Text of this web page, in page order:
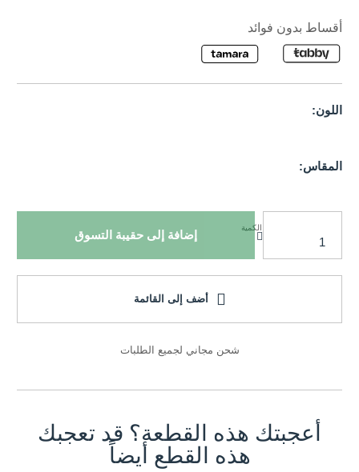
أقساط بدون فوائد
اللون:
المقاس:
الكمية
إضافة إلى حقيبة التسوق
أضف إلى القائمة
شحن مجاني لجميع الطلبات
أعجبتك هذه القطعة؟ قد تعجبك
هذه القطع أيضاً